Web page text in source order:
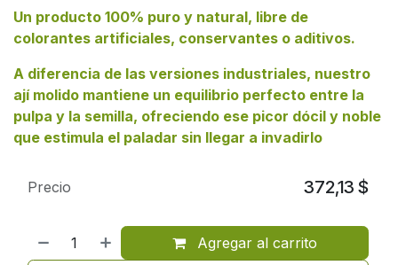
Un producto 100% puro y natural, libre de
colorantes artificiales, conservantes o aditivos.
A diferencia de las versiones industriales, nuestro
ají molido mantiene un equilibrio perfecto entre la
pulpa y la semilla, ofreciendo ese picor dócil y noble
que estimula el paladar sin llegar a invadirlo
Agregar al carrito
Precio 372,13 $